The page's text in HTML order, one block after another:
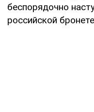
беспорядочно
российской